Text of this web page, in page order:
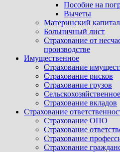
Пособие на
Вычеты
Материнский капитал
Больничный лист
Страхование от
производстве
Имущественное
Страхование
Страхование рисков
Страхование грузов
Страхование вкладов
Страхование
Страхование ОПО
Страхование
Страхование
Страхование